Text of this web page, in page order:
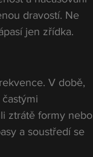
dravostí. Ne
jen zřídka.
V době,
ztrátě formy nebo
a soustředí se